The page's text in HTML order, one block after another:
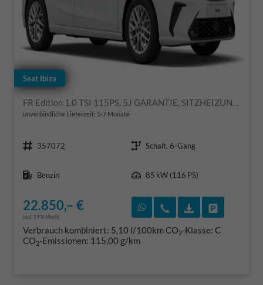
Seat Ibiza
FR Edition 1.0 TSI 115PS, 5J GARANTIE, SITZHEIZUNG, 2Z-CLIMATRONIC, 16" ALUFELGEN, ACC/Tempomat, M-Lederlenkrad, Parksensoren VORN/hinten + RÜCKFAHRKAMERA, KESSY, Privacy-Glas, Radio 8,25"/Bluetooth FULL LINK, LED-Scheinwerfer, Armlehne
unverbindliche Lieferzeit: 5-7 Monate
357072
Schalt. 6-Gang
Benzin
85 kW (116 PS)
22.850,– €
incl. 19% MwSt.
Rückruf vereinbaren
Wir rufen Sie an
Verbrauch kombiniert: 5,10 l/100kmCO2-Klasse: C
CO2-Emissionen: 115,00 g/km